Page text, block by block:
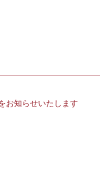
お知らせいたします